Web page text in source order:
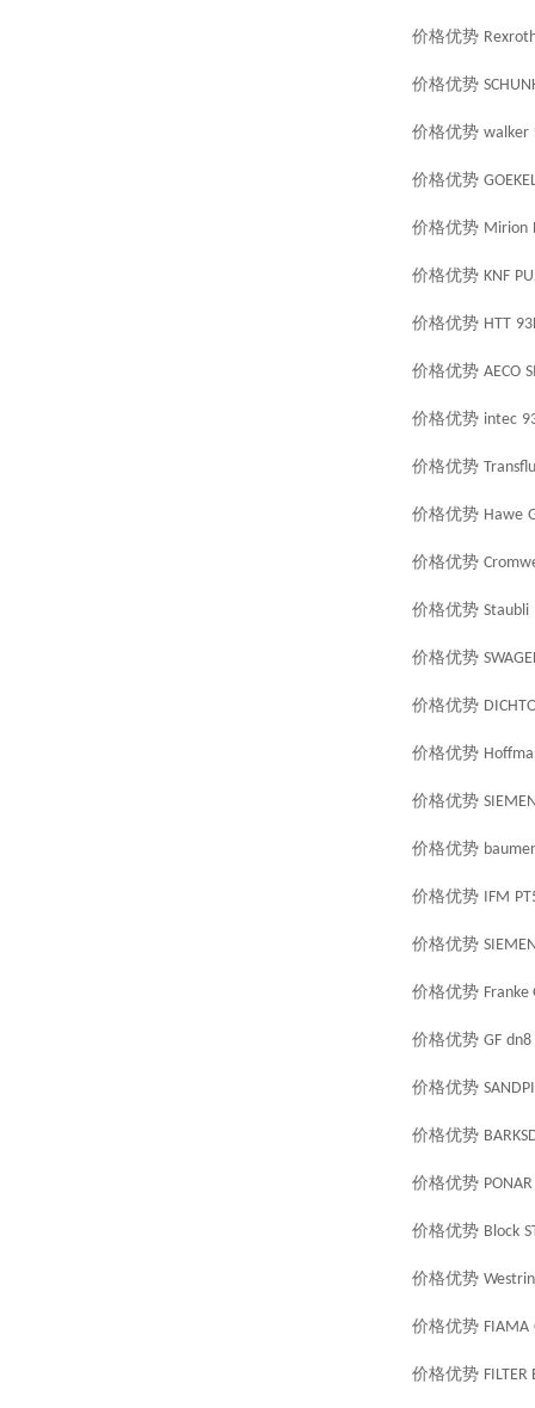
价格优势
价格优势
价格优势 walker
价格优势
价格优势 Mirion
价格优势 KNF
价格优势 HTT
价格优势 AECO
价格优势 intec
价格优势
价格优势 Hawe
价格优势
价格优势 Staubli
价格优势
价格优势
价格优势
价格优势
价格优势 baumer
价格优势 IFM
价格优势
价格优势 Franke
价格优势 GF dn8
价格优势
价格优势
价格优势 PONAR
价格优势 Block
价格优势
价格优势 FIAMA
价格优势 FILTER